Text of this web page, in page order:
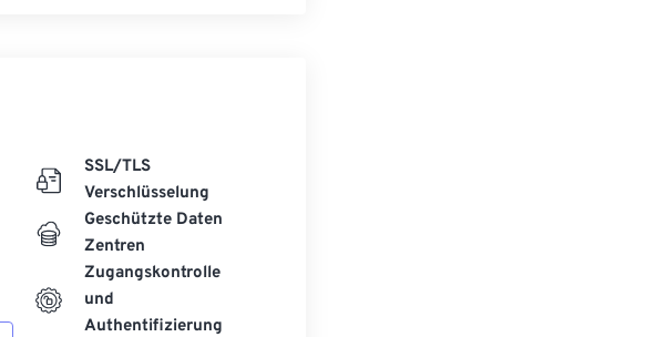
SSL/TLS
Verschlüsselung
Geschützte Daten
Zentren
Zugangskontrolle
und
Authentifizierung